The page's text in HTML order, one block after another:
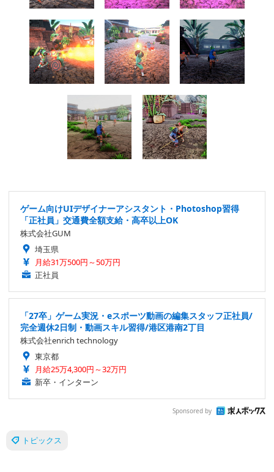
ゲーム向けUIデザイナーアシスタント・Photoshop習得
「正社員」交通費全額支給・高卒以上OK
株式会社GUM
埼玉県
月給31万500円～50万円
正社員
「27卒」ゲーム実況・eスポーツ動画の編集スタッフ正社員/
完全週休2日制・動画スキル習得/港区港南2丁目
株式会社enrich technology
東京都
月給25万4,300円～32万円
新卒・インターン
Sponsored by
トピックス